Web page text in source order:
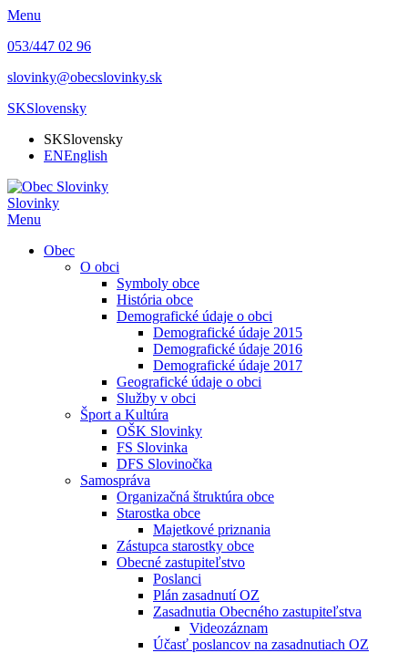
Menu
053/447 02 96
slovinky@obecslovinky.sk
SKSlovensky
SKSlovensky
ENEnglish
Slovinky
Menu
Obec
O obci
Symboly obce
História obce
Demografické údaje o obci
Demografické údaje 2015
Demografické údaje 2016
Demografické údaje 2017
Geografické údaje o obci
Služby v obci
Šport a Kultúra
OŠK Slovinky
FS Slovinka
DFS Slovinočka
Samospráva
Organizačná štruktúra obce
Starostka obce
Majetkové priznania
Zástupca starostky obce
Obecné zastupiteľstvo
Poslanci
Plán zasadnutí OZ
Zasadnutia Obecného zastupiteľstva
Videozáznam
Účasť poslancov na zasadnutiach OZ